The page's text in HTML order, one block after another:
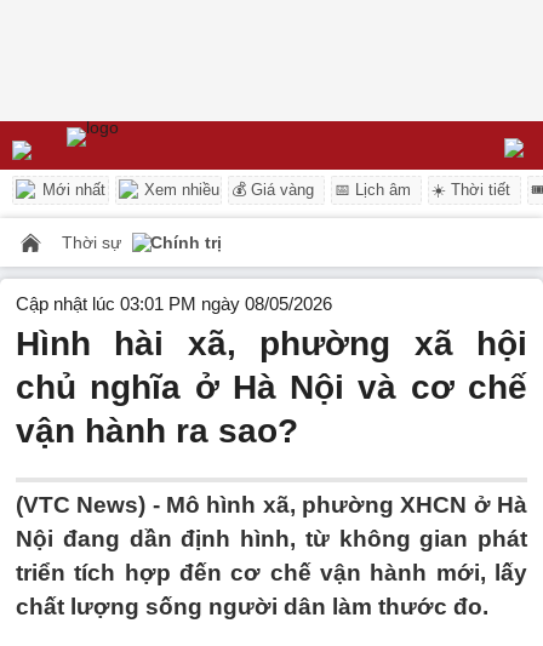
Mới nhất Xem nhiều 💰 Giá vàng 📅 Lịch âm ☀️ Thời tiết
Thời sự Chính trị
Cập nhật lúc 03:01 PM ngày 08/05/2026
Hình hài xã, phường xã hội
chủ nghĩa ở Hà Nội và cơ chế
vận hành ra sao?
(VTC News) - Mô hình xã, phường XHCN ở Hà
Nội đang dần định hình, từ không gian phát
triển tích hợp đến cơ chế vận hành mới, lấy
chất lượng sống người dân làm thước đo.